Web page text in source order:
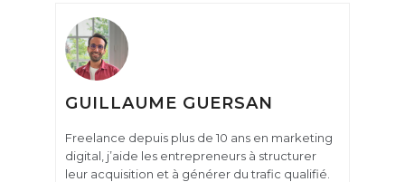
GUILLAUME GUERSAN
Freelance depuis plus de 10 ans en marketing
digital, j’aide les entrepreneurs à structurer
leur acquisition et à générer du trafic qualifié.